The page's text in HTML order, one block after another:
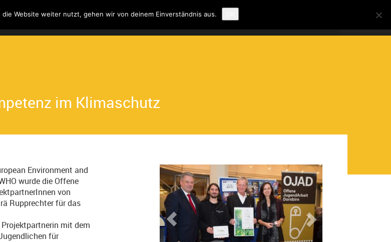
im Klimaschutz
Environment and
wurde die Offene
von
Rupprechter für das
mit dem
für
Website weiter nutzt, gehen wir von deinem Einverständnis aus.